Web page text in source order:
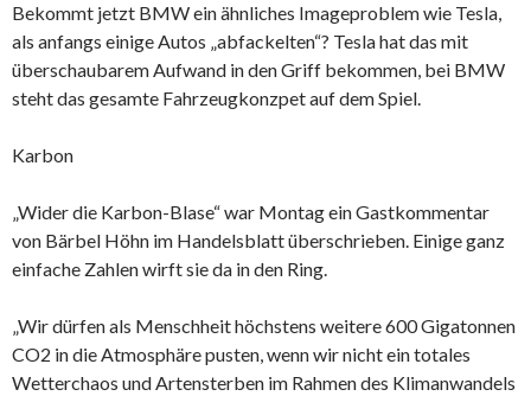
Bekommt jetzt BMW ein ähnliches Imageproblem wie Tesla,
als anfangs einige Autos „abfackelten“? Tesla hat das mit
überschaubarem Aufwand in den Griff bekommen, bei BMW
steht das gesamte Fahrzeugkonzpet auf dem Spiel.
Karbon
„Wider die Karbon-Blase“ war Montag ein Gastkommentar
von Bärbel Höhn im Handelsblatt überschrieben. Einige ganz
einfache Zahlen wirft sie da in den Ring.
„Wir dürfen als Menschheit höchstens weitere 600 Gigatonnen
CO2 in die Atmosphäre pusten, wenn wir nicht ein totales
Wetterchaos und Artensterben im Rahmen des Klimanwandels